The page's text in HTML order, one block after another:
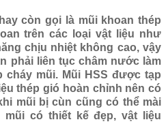
còn gọi là mũi khoan thép
trên các loại vật liệu như
chịu nhiệt không cao, vậy
phải liên tục châm nước làm
mũi. Mũi HSS được tạp
thép gió hoàn chỉnh nên có
mũi bị cùn cũng có thể mài
có thiết kế đẹp, vật liệu